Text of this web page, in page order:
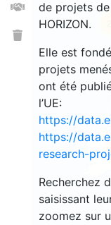
de projets
HORIZON.
Elle est
projets
ont été
l’UE:
https://
https://
research-
Recherchez
saisissant
zoomez sur